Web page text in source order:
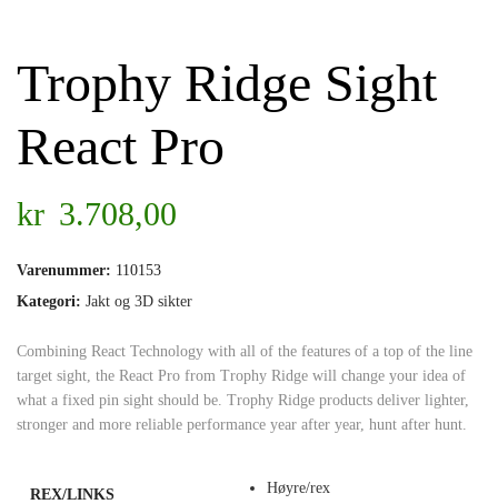
Trophy Ridge Sight
React Pro
kr 3.708,00
Varenummer: 110153
Kategori: Jakt og 3D sikter
Combining React Technology with all of the features of a top of the line
target sight, the React Pro from Trophy Ridge will change your idea of
what a fixed pin sight should be. Trophy Ridge products deliver lighter,
stronger and more reliable performance year after year, hunt after hunt.
REX/LINKS
Høyre/rex